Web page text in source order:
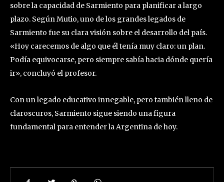
sobre la capacidad de Sarmiento para planificar a largo
plazo. Según Mutio, uno de los grandes legados de
Sarmiento fue su clara visión sobre el desarrollo del país.
«Hoy carecemos de algo que él tenía muy claro: un plan.
Podía equivocarse, pero siempre sabía hacia dónde quería
ir», concluyó el profesor.
Con un legado educativo innegable, pero también lleno de
claroscuros, Sarmiento sigue siendo una figura
fundamental para entender la Argentina de hoy.